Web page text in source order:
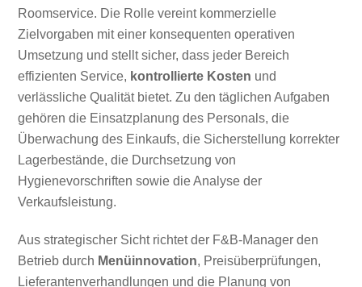
Roomservice. Die Rolle vereint kommerzielle
Zielvorgaben mit einer konsequenten operativen
Umsetzung und stellt sicher, dass jeder Bereich
effizienten Service, kontrollierte Kosten und
verlässliche Qualität bietet. Zu den täglichen Aufgaben
gehören die Einsatzplanung des Personals, die
Überwachung des Einkaufs, die Sicherstellung korrekter
Lagerbestände, die Durchsetzung von
Hygienevorschriften sowie die Analyse der
Verkaufsleistung.
Aus strategischer Sicht richtet der F&B-Manager den
Betrieb durch Menüinnovation, Preisüberprüfungen,
Lieferantenverhandlungen und die Planung von